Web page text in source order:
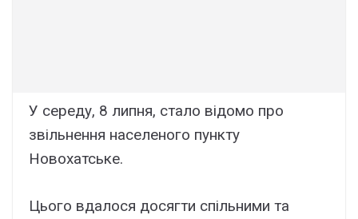
У середу, 8 липня, стало відомо про
звільнення населеного пункту
Новохатське.
Цього вдалося досягти спільними та